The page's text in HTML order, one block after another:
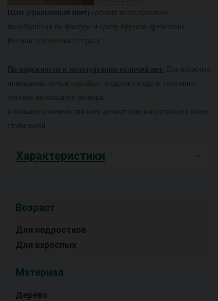
Щит (срощенный щит) состоит из специально
подобранных по фактуре и цвету брусков древесины.
Внешне напоминает паркет
По надежности в эксплуатации отличий нет. Для влажных
помещений лучше подойдут изделия из щита, сочетание
брусков небольшого размера
и большего количества клея делают всю конструкцию более
стабильной
Характеристики
Возраст
Для подростков
Для взрослых
Материал
Дерево